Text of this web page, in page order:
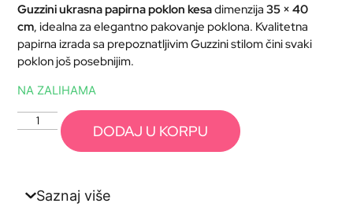
Guzzini ukrasna papirna poklon kesadimenzija35 × 40
cm, idealna za elegantno pakovanje poklona. Kvalitetna
papirna izrada sa prepoznatljivim Guzzini stilom čini svaki
poklon još posebnijim.
NA ZALIHAMA
DODAJ U KORPU
Saznaj više